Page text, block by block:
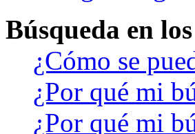
Búsqueda en
¿Cómo se
¿Por qué mi
¿Por qué mi